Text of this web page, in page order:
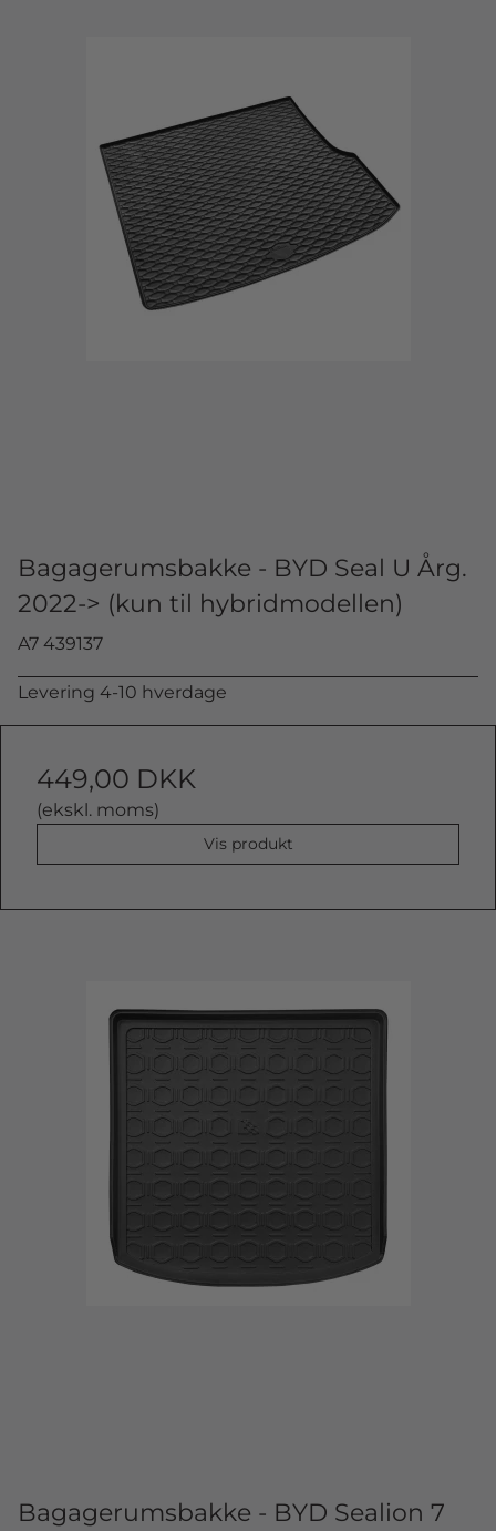
Bagagerumsbakke - BYD Seal U Årg.
2022-> (kun til hybridmodellen)
A7 439137
Levering 4-10 hverdage
449,00 DKK
(ekskl. moms)
Vis produkt
Bagagerumsbakke - BYD Sealion 7